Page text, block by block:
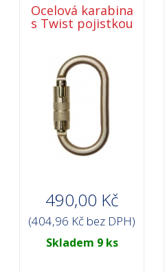
Ocelová karabina
s Twist pojistkou
490,00 Kč
(404,96 Kč bez DPH)
Skladem 9 ks